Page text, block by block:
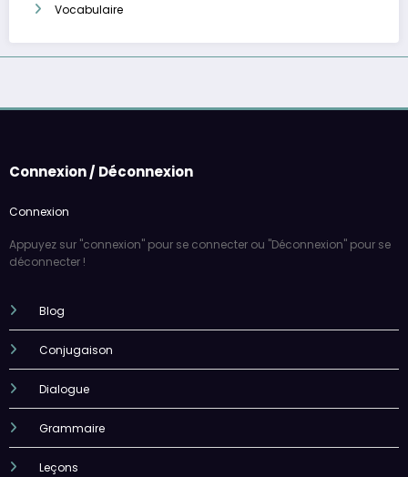
Vocabulaire
Connexion / Déconnexion
Connexion
Appuyez sur "connexion" pour se connecter ou "Déconnexion" pour se
déconnecter !
Blog
Conjugaison
Dialogue
Grammaire
Leçons